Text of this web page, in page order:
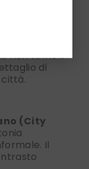
da un
offre un
di genio
non teme il
di
(City
Il